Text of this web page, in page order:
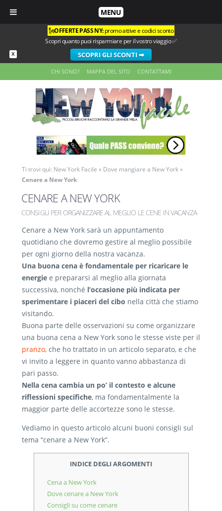
MENU
X
🗽OFFERTE PASS NY:promo attive e codici sconto
Scopri quanto puoi risparmiare per il vostro viaggio ✅
SCOPRI GLI SCONTI ➡
CHI SONO? MAPPA DEL SITO CONTATTAMI
Ti trovi qui: New York Facile » Dove mangiare a New York»
Cenare a New York
CENARE A NEW YORK
CONSIGLI PER ORGANIZZARE AL MEGLIO LE CENE IN VACANZA
Cenare a New York sarà un appuntamento
quotidiano che dovremo gestire al meglio possibile
per ogni giorno della nostra vacanza.
Una buona cena è fondamentale per ricaricare le
energie e prepararsi al meglio alla giornata
successiva, nonché l’occasione più indicata per
sperimentare i piaceri del cibo nella città che stiamo
visitando.
Buona parte delle osservazioni su come organizzare
una buona cena a New York sono le stesse viste per il
pranzo, che ho trattato in un articolo separato, e che
vi invito a leggere in quanto vanno abbastanza di
pari passo.
Nella cena cambia un po’ il contesto e alcune
riflessioni specifiche, ma fondamentalmente la
maggior parte delle accortezze sono le stesse.
Vediamo in questo articolo alcuni buoni consigli sul
tema “cenare a New York”.
INDICE DEGLI ARGOMENTI
Cena a New York
Dove cenare a New York
Consigli su come cenare